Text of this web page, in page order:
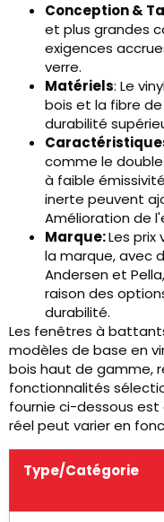
Conception &
et plus grandes
exigences
verre.
Matériels: Le
bois et la fibre
durabilité
comme le
à faible
inerte peuvent
Amélioration de
Marque:Les
la marque, avec
Andersen et
raison des
durabilité.
Les fenêtres à
modèles de base en
bois haut de gamme,
fonctionnalités
fournie ci-dessous
réel peut varier en
Type/Catégorie